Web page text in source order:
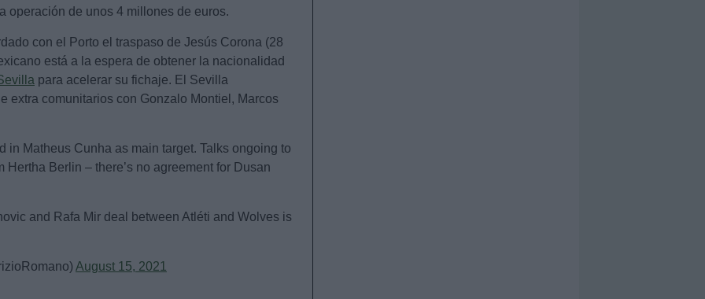
operación de unos 4 millones de euros.
con el Porto el traspaso de Jesús Corona (28
está a la espera de obtener la nacionalidad
para acelerar su fichaje. El Sevilla
extra comunitarios con Gonzalo Montiel, Marcos
in Matheus Cunha as main target. Talks ongoing to
Hertha Berlin – there’s no agreement for Dusan
and Rafa Mir deal between Atléti and Wolves is
August 15, 2021